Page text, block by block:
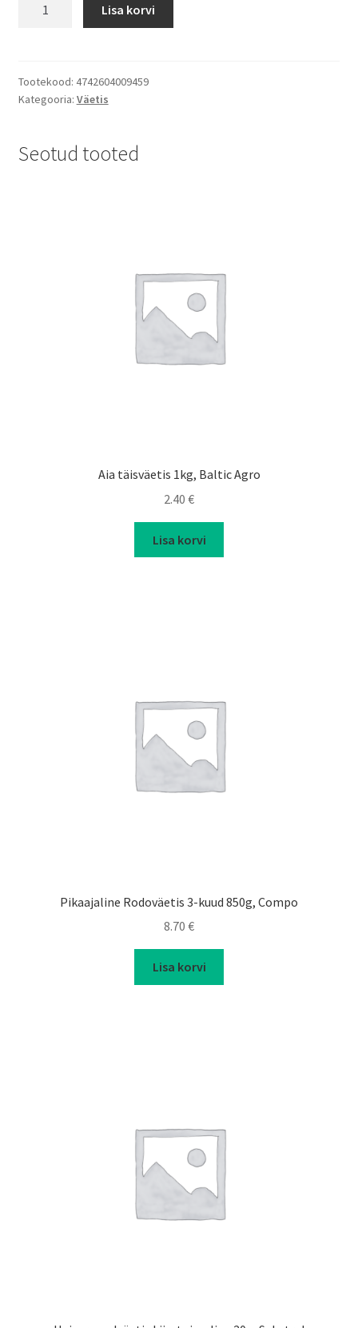
Baltic
Agro
Lisa korvi
Tootekood: 4742604009459
Kategooria: Väetis
Seotud tooted
Aia täisväetis 1kg, Baltic Agro
2.40 €
Lisa korvi
Pikaajaline Rodoväetis 3-kuud 850g, Compo
8.70 €
Lisa korvi